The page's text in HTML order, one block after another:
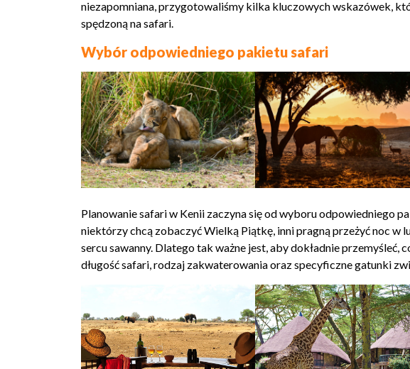
niezapomniana, przygotowaliśmy kilka kluczowych wskazówek,
spędzoną na safari.
Wybór odpowiedniego pakietu safari
Planowanie safari w Kenii zaczyna się od wyboru odpowiedniego
niektórzy chcą zobaczyć Wielką Piątkę, inni pragną przeżyć noc w
sercu sawanny. Dlatego tak ważne jest, aby dokładnie przemyśleć,
długość safari, rodzaj zakwaterowania oraz specyficzne gatunki